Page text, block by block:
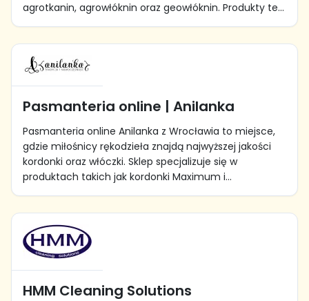
agrotkanin, agrowłóknin oraz geowłóknin. Produkty te...
Pasmanteria online | Anilanka
Pasmanteria online Anilanka z Wrocławia to miejsce,
gdzie miłośnicy rękodzieła znajdą najwyższej jakości
kordonki oraz włóczki. Sklep specjalizuje się w
produktach takich jak kordonki Maximum i...
HMM Cleaning Solutions